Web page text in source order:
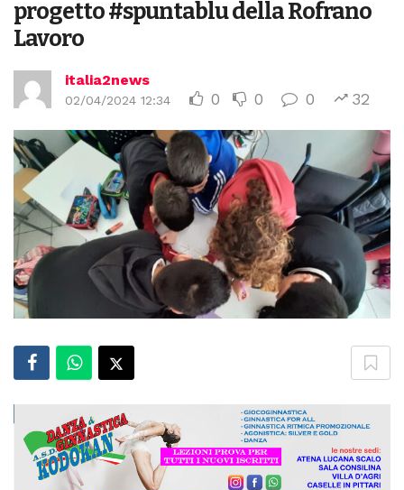
progetto #spuntablu della Rofrano
Lavoro
italia2news
02/04/2024 12:34 0 0 0 32